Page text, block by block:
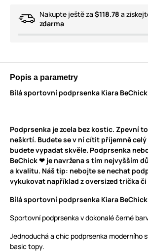
Nakupte ještě za $118.78 a
zdarma
Popis a parametry
Bílá sportovní podprsenka Kiara
Podprsenka je zcela bez kostic. Zpevní
neškrtí. Budete se v ní cítit příjemně celý
budete vypadat skvěle. Podprsenka
BeChick ❤ je navržena s tím nejvyšším
a kvalitu. Náš tip: nebojte se nechat
vykukovat například z oversized trička či
Bílá sportovní podprsenka Kiara
Sportovní podprsenka v dokonalé černé
Jednoduchá a chic podprsenka moderního
basic topy.